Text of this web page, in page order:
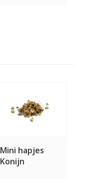
Mini hapjes
Konijn